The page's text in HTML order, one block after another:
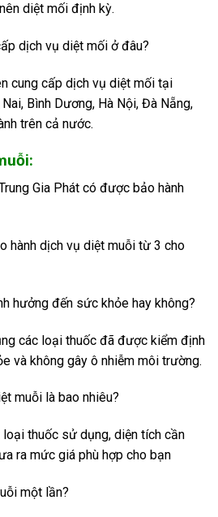
diệt mối định kỳ.
dịch vụ diệt mối ở đâu?
cung cấp dịch vụ diệt mối tại
Bình Dương, Hà Nội, Đà Nẵng,
trên cả nước.
Gia Phát có được bảo hành
hành dịch vụ diệt muỗi từ 3 cho
hưởng đến sức khỏe hay không?
các loại thuốc đã được kiểm định
và không gây ô nhiễm môi trường.
muỗi là bao nhiêu?
loại thuốc sử dụng, diện tích cần
ra mức giá phù hợp cho bạn
một lần?